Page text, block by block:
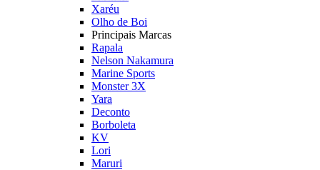
Xaréu
Olho de Boi
Principais Marcas
Rapala
Nelson Nakamura
Marine Sports
Monster 3X
Yara
Deconto
Borboleta
KV
Lori
Maruri